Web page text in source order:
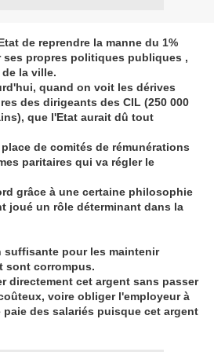
de reprendre la manne du 1%
ses propres politiques publiques ,
la ville.
quand on voit les dérives
des dirigeants des CIL (250 000
que l'Etat aurait dû tout
de comités de rémunérations
paritaires qui va régler le
grâce à une certaine philosophie
joué un rôle déterminant dans la
suffisante pour les maintenir
sont corrompus.
directement cet argent sans passer
voire obliger l'employeur à
paie des salariés puisque cet argent